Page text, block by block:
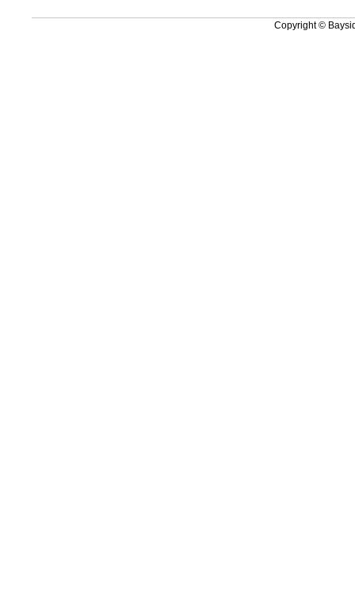
Copyright ©